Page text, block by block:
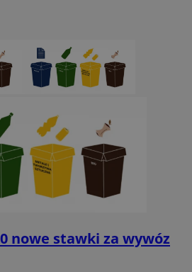
nowe stawki za wywóz